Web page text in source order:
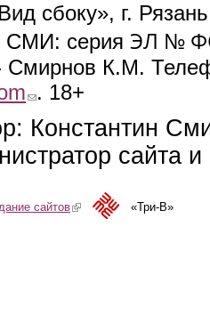
сбоку», г.
СМИ: серия ЭЛ №
Смирнов К.М.
(link sends e-mail)
. 18+
Константин
сайта
сайтов(link is external)«Три-В»